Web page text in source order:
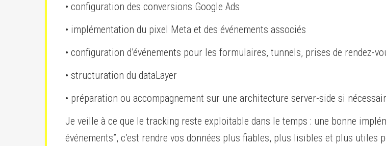
• configuration des conversions Google Ads
• implémentation du pixel Meta et des événements associés
• configuration d’événements pour les formulaires, tunnels, prises de rendez-
• structuration du dataLayer
• préparation ou accompagnement sur une architecture server-side si
Je veille à ce que le tracking reste exploitable dans le temps : une bonne
événements”, c’est rendre vos données plus fiables, plus lisibles et plus utiles